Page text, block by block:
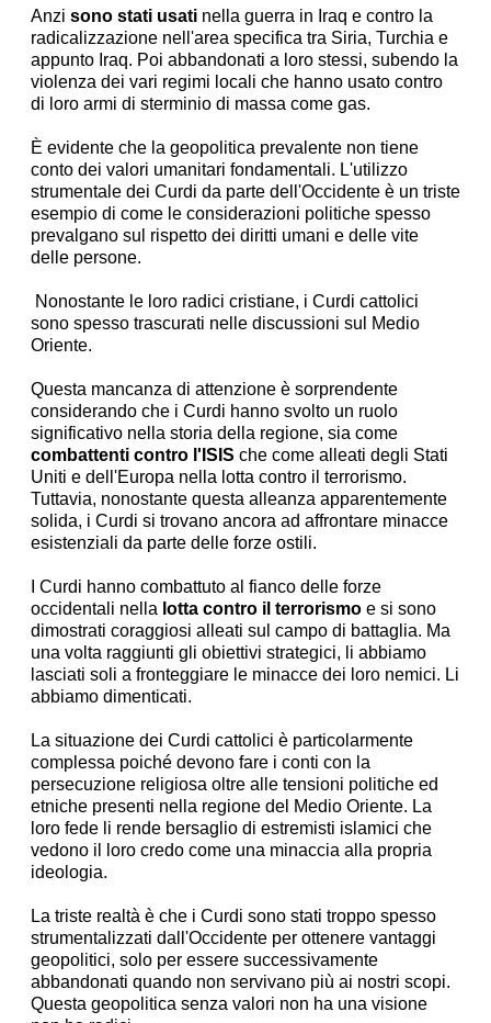
Anzi sono stati usati nella guerra in Iraq e contro la
radicalizzazione nell'area specifica tra Siria, Turchia e
appunto Iraq. Poi abbandonati a loro stessi, subendo la
violenza dei vari regimi locali che hanno usato contro
di loro armi di sterminio di massa come gas.
È evidente che la geopolitica prevalente non tiene
conto dei valori umanitari fondamentali. L'utilizzo
strumentale dei Curdi da parte dell'Occidente è un triste
esempio di come le considerazioni politiche spesso
prevalgano sul rispetto dei diritti umani e delle vite
delle persone.
Nonostante le loro radici cristiane, i Curdi cattolici
sono spesso trascurati nelle discussioni sul Medio
Oriente.
Questa mancanza di attenzione è sorprendente
considerando che i Curdi hanno svolto un ruolo
significativo nella storia della regione, sia come
combattenti contro l'ISIS che come alleati degli Stati
Uniti e dell'Europa nella lotta contro il terrorismo.
Tuttavia, nonostante questa alleanza apparentemente
solida, i Curdi si trovano ancora ad affrontare minacce
esistenziali da parte delle forze ostili.
I Curdi hanno combattuto al fianco delle forze
occidentali nella lotta contro il terrorismo e si sono
dimostrati coraggiosi alleati sul campo di battaglia. Ma
una volta raggiunti gli obiettivi strategici, li abbiamo
lasciati soli a fronteggiare le minacce dei loro nemici. Li
abbiamo dimenticati.
La situazione dei Curdi cattolici è particolarmente
complessa poiché devono fare i conti con la
persecuzione religiosa oltre alle tensioni politiche ed
etniche presenti nella regione del Medio Oriente. La
loro fede li rende bersaglio di estremisti islamici che
vedono il loro credo come una minaccia alla propria
ideologia.
La triste realtà è che i Curdi sono stati troppo spesso
strumentalizzati dall'Occidente per ottenere vantaggi
geopolitici, solo per essere successivamente
abbandonati quando non servivano più ai nostri scopi.
Questa geopolitica senza valori non ha una visione